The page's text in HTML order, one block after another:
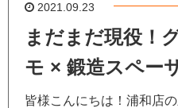
2021.09.23
まだまだ現役！
モ × 鍛造スペー
皆様こんにちは！浦和店